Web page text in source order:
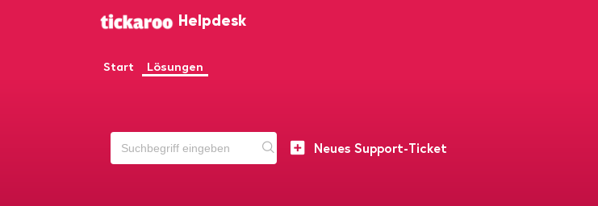
Helpdesk
Start Lösungen
Neues Support-Ticket